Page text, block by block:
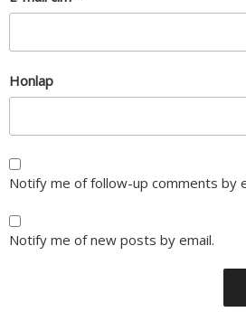
Honlap
Notify me of follow-up comments by
Notify me of new posts by email.